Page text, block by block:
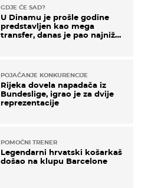
GDJE ĆE SAD?
U Dinamu je prošle godine
predstavljen kao mega
transfer, danas je pao najniže
POJAČANJE KONKURENCIJE
Rijeka dovela napadača iz
Bundeslige, igrao je za dvije
reprezentacije
POMOĆNI TRENER
Legendarni hrvatski košarkaš
došao na klupu Barcelone